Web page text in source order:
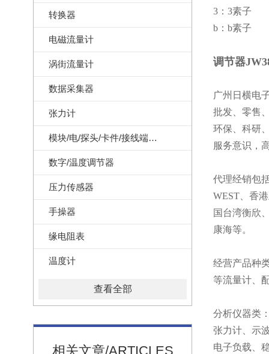
转换器
电磁流量计
涡街流量计
数据采集器
张力计
模块/电/探头/卡件/接线端子/记录纸
数字/温度调节器
压力传感器
手操器
缘电阻表
温度计
查看全部
相关文章/ARTICLES
3：3素子
b：b素子
调节器
广州日横电
批发、零售
环保、科研
服务意识，
代理经销包
WEST、香
国台湾衡欣
康海等。
经营产品种
等流量计、
分析仪器类
张力计、示
电子负载、